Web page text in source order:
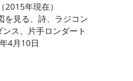
年現在）
を見る、詩、ラジコン
ス、片手ロンダート
4月10日